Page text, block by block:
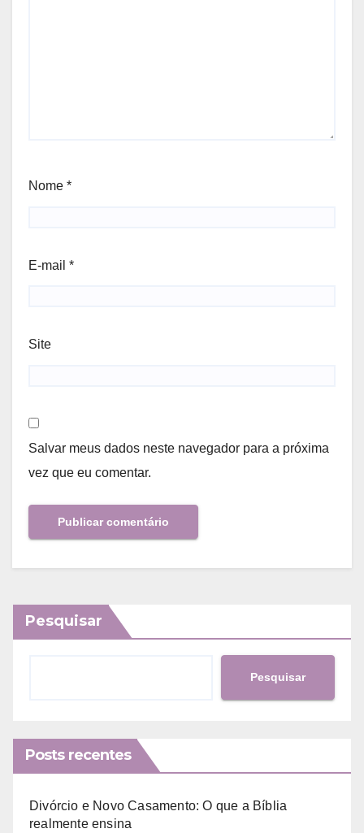
Nome *
E-mail *
Site
Salvar meus dados neste navegador para a próxima
vez que eu comentar.
Pesquisar
Pesquisar
Posts recentes
Divórcio e Novo Casamento: O que a Bíblia
realmente ensina